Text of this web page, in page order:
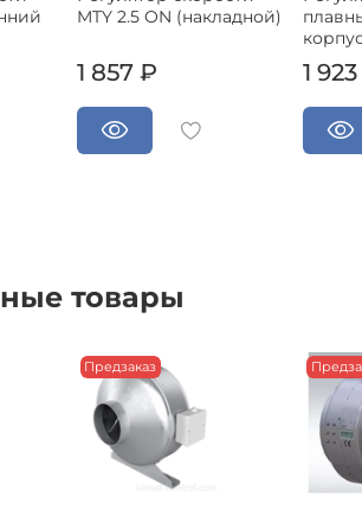
MTY 2.5 ON (накладной)
1 857 ₽ 1
товары
Предзаказ